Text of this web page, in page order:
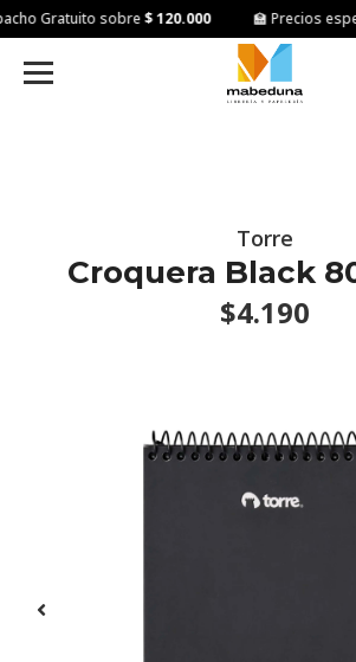
Gratuito sobre$ 120.000 🏫 Precios
Torre
Croquera Black
$4.190